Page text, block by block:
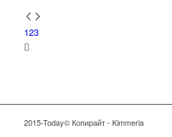
123
2015-Today© Копирайт - Kimmeria